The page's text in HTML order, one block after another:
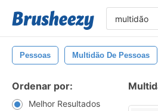
Pessoas Multidão De Pessoas
Ordenar por:
Melhor Resultados